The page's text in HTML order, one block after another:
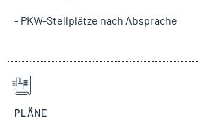
- PKW-Stellplätze nach Absprache
PLÄNE